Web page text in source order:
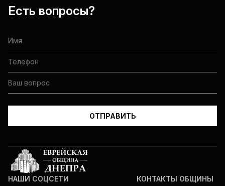
Есть вопросы?
НАШИ СОЦСЕТИ
КОНТАКТЫ ОБЩИНЫ